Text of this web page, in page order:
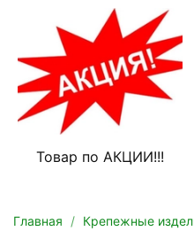
Товар по АКЦИИ!!!
Главная Крепежные